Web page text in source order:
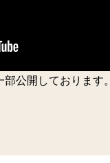
公開しております。